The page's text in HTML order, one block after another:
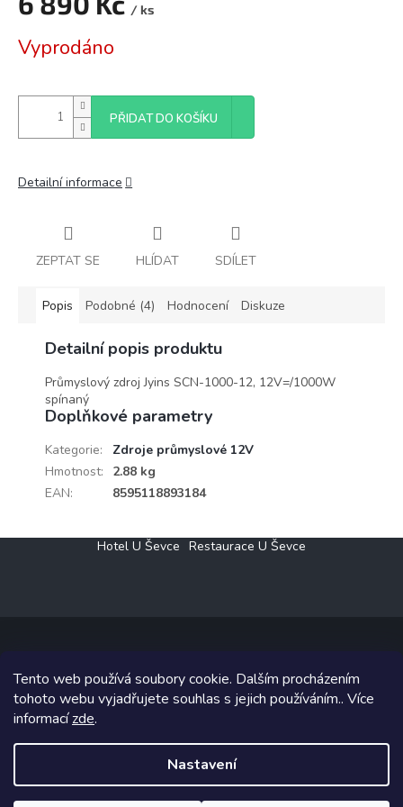
Tento web používá soubory cookie. Dalším procházením
tohoto webu vyjadřujete souhlas s jejich používáním.. Více
informacízde.
Nastavení
/ ks
cena:
Vyprodáno
PŘIDAT DO KOŠÍKU
Detailní informace
ZEPTAT SE HLÍDAT SDÍLET
Popis Podobné (4) Hodnocení Diskuze
Detailní popis produktu
Průmyslový zdroj Jyins SCN-1000-12, 12V=/1000W
spínaný
Doplňkové parametry
Kategorie:
Zdroje průmyslové 12V
Hmotnost:
2.88 kg
EAN: 8595118893184
Hotel U Ševce Restaurace U Ševce
Copyright 2026Elektro Klesný s.r.o.. Všechna práva vyhrazena.
Grafický návrh vytvořil a na Shoptet implementoval
Shoptetak.cz.
Vytvořil Shoptet